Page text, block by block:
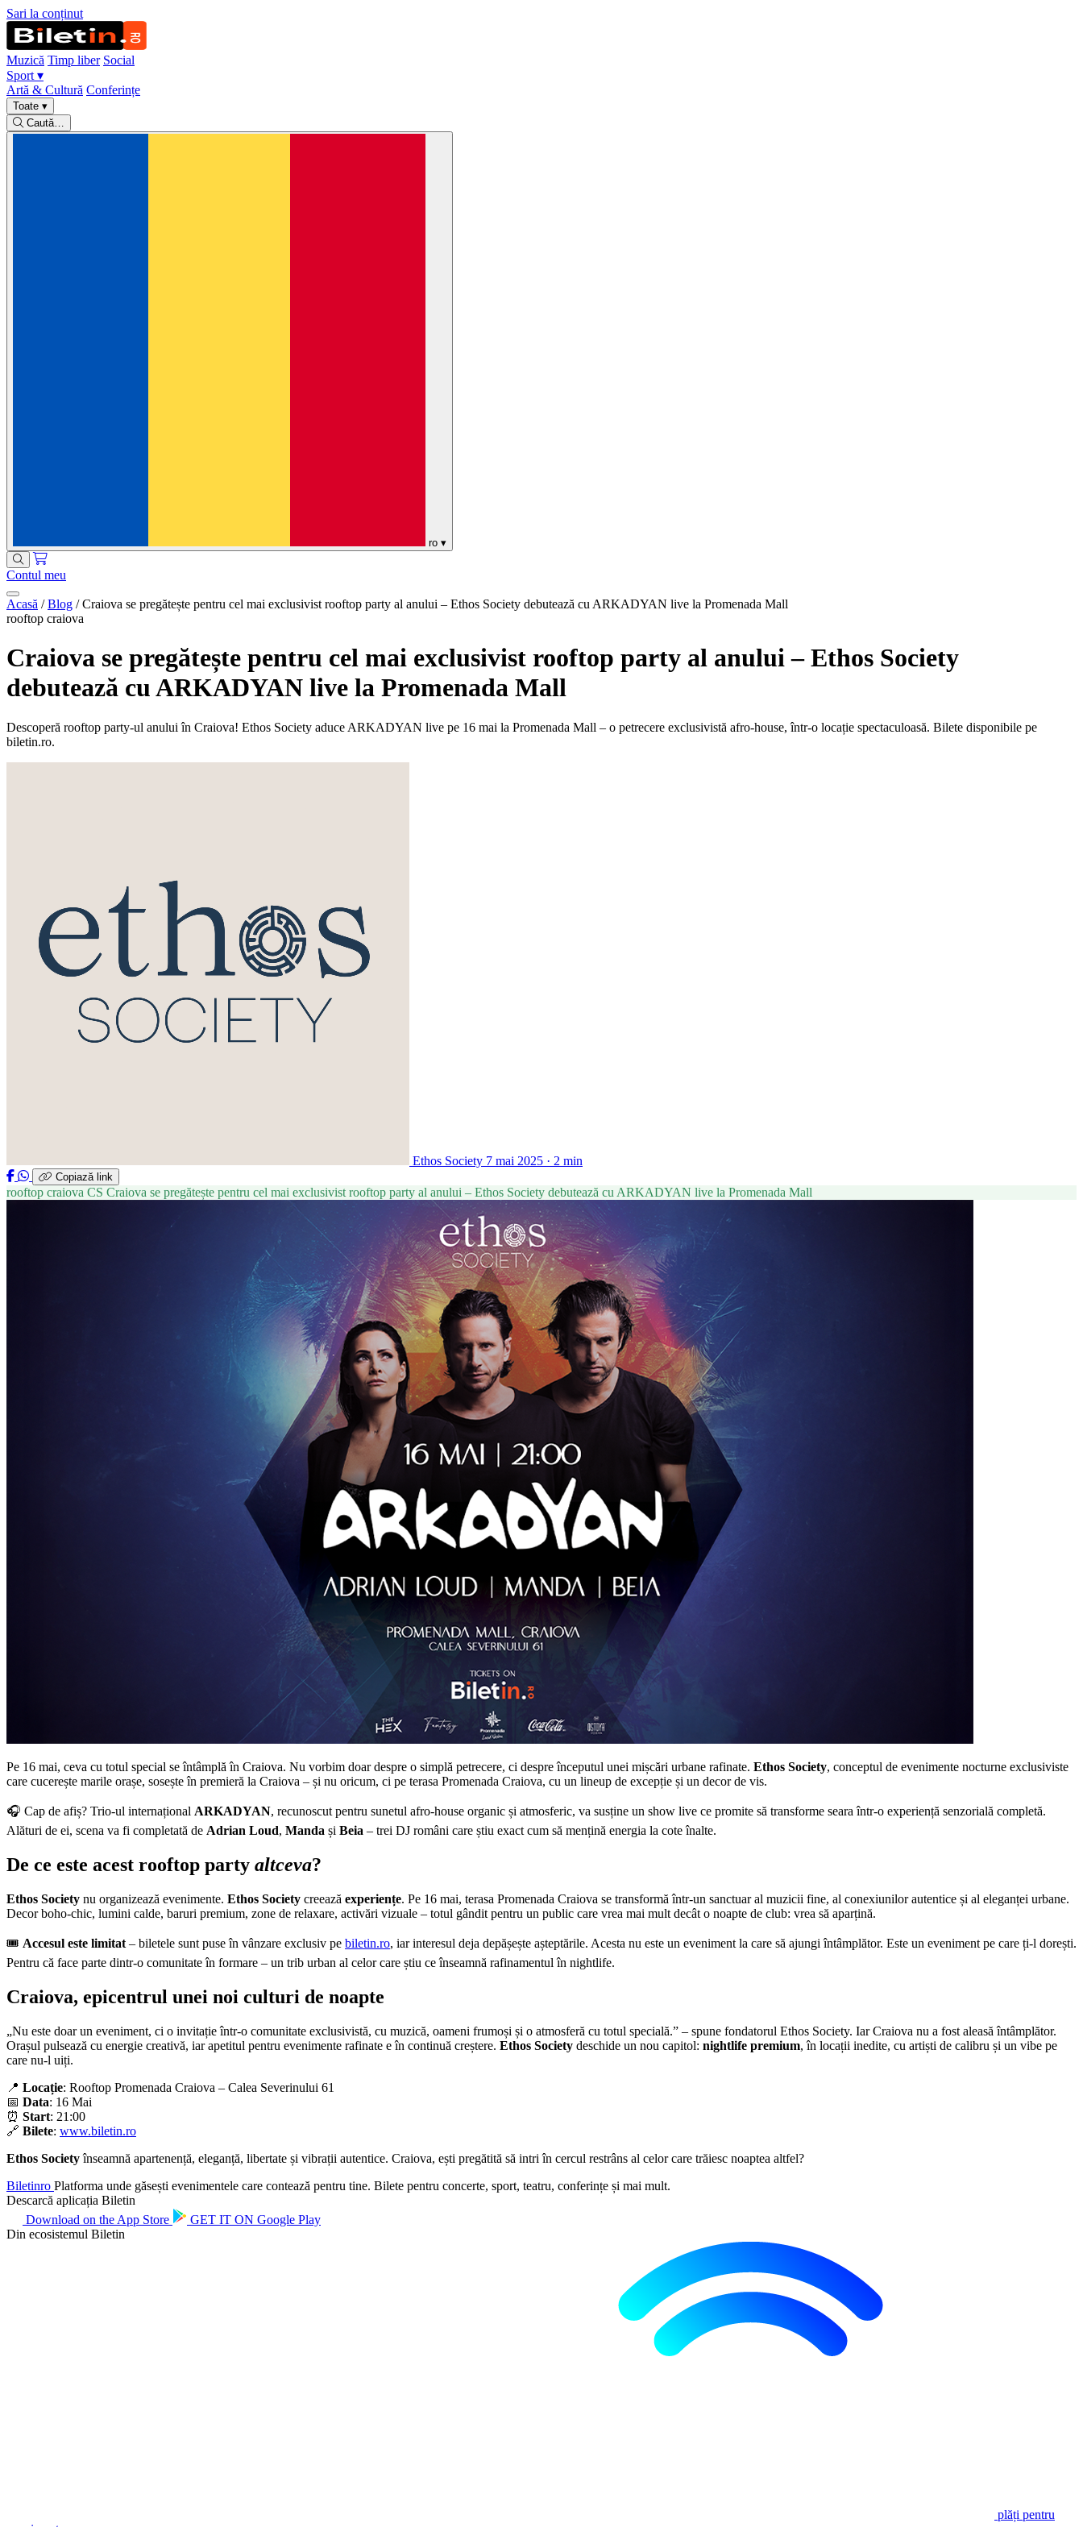
Sari la conținut
Muzică Timp liber Social
Sport ▾
Artă & Cultură Conferințe
Toate ▾
Caută…
ro ▾
Contul meu
Acasă / Blog / Craiova se pregătește pentru cel mai exclusivist rooftop party al anului – Ethos Society debutează cu ARKADYAN live la Promenada Mall
rooftop craiova
Craiova se pregătește pentru cel mai exclusivist rooftop party al anului – Ethos Society
debutează cu ARKADYAN live la Promenada Mall
Descoperă rooftop party-ul anului în Craiova! Ethos Society aduce ARKADYAN live pe 16 mai la Promenada Mall – o petrecere exclusivistă afro-house, într-o locație spectaculoasă. Bilete disponibile pe
biletin.ro.
Ethos Society 7 mai 2025 · 2 min
Copiază link
rooftop craiova CS Craiova se pregătește pentru cel mai exclusivist rooftop party al anului – Ethos Society debutează cu ARKADYAN live la Promenada Mall
Pe 16 mai, ceva cu totul special se întâmplă în Craiova. Nu vorbim doar despre o simplă petrecere, ci despre începutul unei mișcări urbane rafinate. Ethos Society, conceptul de evenimente nocturne exclusiviste
care cucerește marile orașe, sosește în premieră la Craiova – și nu oricum, ci pe terasa Promenada Craiova, cu un lineup de excepție și un decor de vis.
🎧 Cap de afiș? Trio-ul internațional ARKADYAN, recunoscut pentru sunetul afro-house organic și atmosferic, va susține un show live ce promite să transforme seara într-o experiență senzorială completă.
Alături de ei, scena va fi completată de Adrian Loud, Manda și Beia – trei DJ români care știu exact cum să mențină energia la cote înalte.
De ce este acest rooftop party altceva?
Ethos Society nu organizează evenimente. Ethos Society creează experiențe. Pe 16 mai, terasa Promenada Craiova se transformă într-un sanctuar al muzicii fine, al conexiunilor autentice și al eleganței urbane.
Decor boho-chic, lumini calde, baruri premium, zone de relaxare, activări vizuale – totul gândit pentru un public care vrea mai mult decât o noapte de club: vrea să aparțină.
🎟️ Accesul este limitat – biletele sunt puse în vânzare exclusiv pe biletin.ro, iar interesul deja depășește așteptările. Acesta nu este un eveniment la care să ajungi întâmplător. Este un eveniment pe care ți-l dorești.
Pentru că face parte dintr-o comunitate în formare – un trib urban al celor care știu ce înseamnă rafinamentul în nightlife.
Craiova, epicentrul unei noi culturi de noapte
„Nu este doar un eveniment, ci o invitație într-o comunitate exclusivistă, cu muzică, oameni frumoși și o atmosferă cu totul specială.” – spune fondatorul Ethos Society. Iar Craiova nu a fost aleasă întâmplător.
Orașul pulsează cu energie creativă, iar apetitul pentru evenimente rafinate e în continuă creștere. Ethos Society deschide un nou capitol: nightlife premium, în locații inedite, cu artiști de calibru și un vibe pe
care nu-l uiți.
📍 Locație: Rooftop Promenada Craiova – Calea Severinului 61
📅 Data: 16 Mai
⏰ Start: 21:00
🔗 Bilete: www.biletin.ro
Ethos Societyînseamnă apartenență, eleganță, libertate și vibrații autentice. Craiova, ești pregătită să intri în cercul restrâns al celor care trăiesc noaptea altfel?
Biletinro Platforma unde găsești evenimentele care contează pentru tine. Bilete pentru concerte, sport, teatru, conferințe și mai mult.
Descarcă aplicația Biletin
Download on the App Store GET IT ON Google Play
Din ecosistemul Biletin
plăți pentru